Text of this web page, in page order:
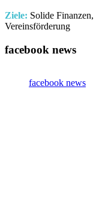
Ziele: Solide
Vereinsförderung
facebook news
facebook news